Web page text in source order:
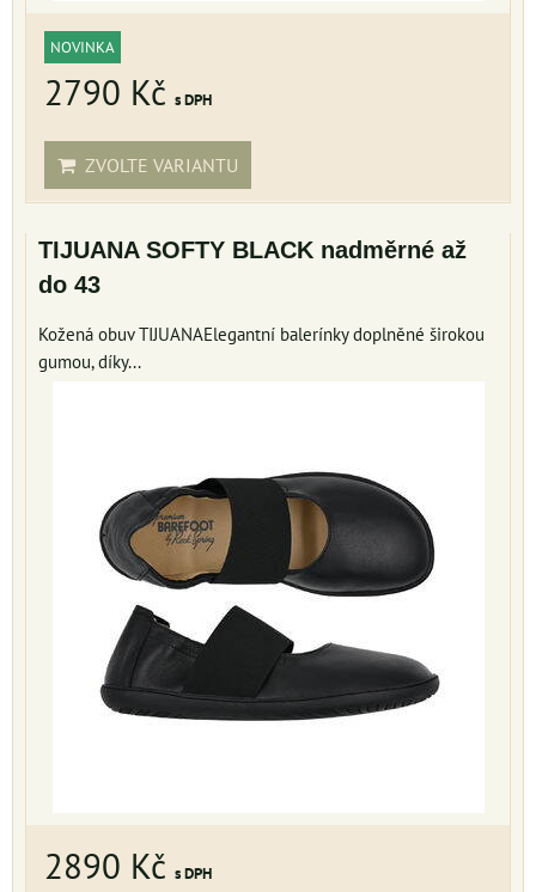
NOVINKA
2790 Kč s DPH
ZVOLTE VARIANTU
TIJUANA SOFTY BLACK nadměrné až
do 43
Kožená obuv TIJUANAElegantní balerínky doplněné širokou
gumou, díky...
2890 Kč s DPH